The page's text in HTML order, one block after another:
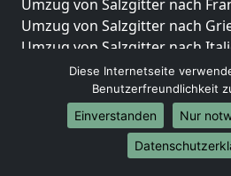
Umzug von Salzgitter nach
Umzug von Salzgitter nach
Umzug von Salzgitter nach
Umzug von Salzgitter nach
Umzug von Salzgitter nach
Umzug von Salzgitter nach
Umzug von Salzgitter nach
Umzüge-
Diese Internetseite
Benutzerfreundlichkeit
Einverstanden
Nur